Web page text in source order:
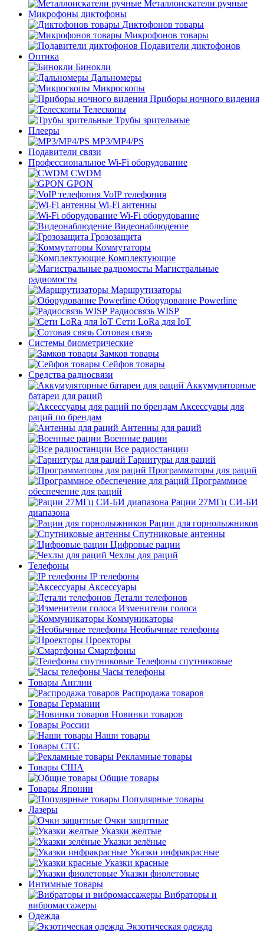
Металлоискатели ручные
Микрофоны диктофоны
Диктофонов товары
Микрофонов товары
Подавители диктофонов
Оптика
Бинокли
Дальномеры
Микроскопы
Приборы ночного видения
Телескопы
Трубы зрительные
Плееры
MP3/MP4/PS
Подавители связи
Профессиональное Wi-Fi оборудование
CWDM
GPON
VoIP телефония
Wi-Fi антенны
Wi-Fi оборудование
Видеонаблюдение
Грозозащита
Коммутаторы
Комплектующие
Магистральные
радиомосты
Маршрутизаторы
Оборудование Powerline
Радиосвязь WISP
Сети LoRa для IoT
Сотовая связь
Системы биометрические
Замков товары
Сейфов товары
Средства радиосвязи
Аккумуляторные
батареи для раций
Аксессуары для
раций по брендам
Антенны для раций
Военные рации
Все радиостанции
Гарнитуры для раций
Программаторы для раций
Программное
обеспечение для раций
Рации 27МГц СИ-БИ
диапазона
Рации для горнолыжников
Спутниковые антенны
Цифровые рации
Чехлы для раций
Телефоны
IP телефоны
Аксессуары
Детали телефонов
Изменители голоса
Коммуникаторы
Необычные телефоны
Проекторы
Смартфоны
Телефоны спутниковые
Часы телефоны
Товары Англии
Распродажа товаров
Товары Германии
Новинки товаров
Товары России
Наши товары
Товары СТС
Рекламные товары
Товары США
Общие товары
Товары Японии
Популярные товары
Лазеры
Очки защитные
Указки желтые
Указки зелёные
Указки инфракрасные
Указки красные
Указки фиолетовые
Интимные товары
Вибраторы и
вибромассажеры
Одежда
Экзотическая одежда